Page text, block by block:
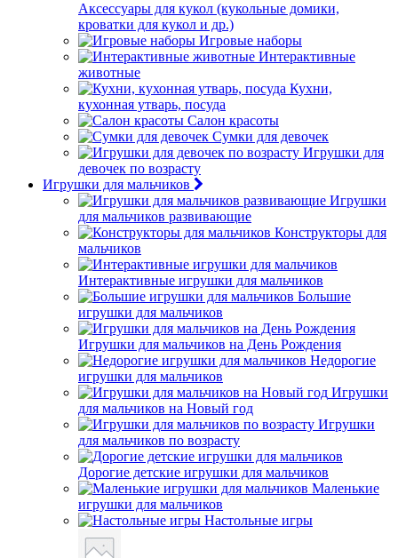
Аксессуары для кукол (кукольные домики,
кроватки для кукол и др.)
Игровые наборы
Интерактивные
животные
Кухни,
кухонная утварь, посуда
Салон красоты
Сумки для девочек
Игрушки для
девочек по возрасту
Игрушки для мальчиков
Игрушки
для мальчиков развивающие
Конструкторы для
мальчиков
Интерактивные игрушки для мальчиков
Большие
игрушки для мальчиков
Игрушки для мальчиков на День Рождения
Недорогие
игрушки для мальчиков
Игрушки
для мальчиков на Новый год
Игрушки
для мальчиков по возрасту
Дорогие детские игрушки для мальчиков
Маленькие
игрушки для мальчиков
Настольные игры